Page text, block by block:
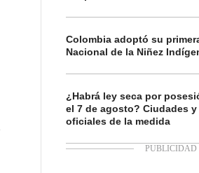
Colombia adoptó su
Nacional de la Niñez
¿Habrá ley seca por
el 7 de agosto? Ciudades
oficiales de la medida